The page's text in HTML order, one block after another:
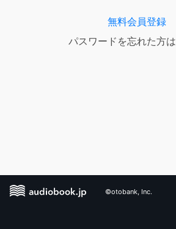
無料会員登録
パスワードを忘れた方は
©otobank, Inc.